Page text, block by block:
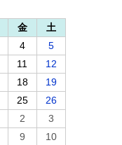
金
土
4
5
11
12
18
19
25
26
2
3
9 10